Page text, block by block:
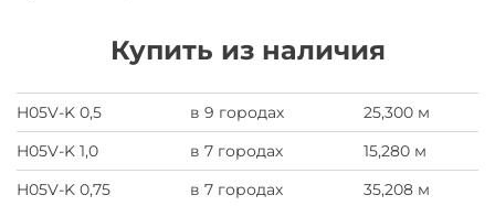
Купить из наличия
H05V-K 0,5 в 9 городах
25,300 м
H05V-K 1,0
в 7 городах
15,280 м
H05V-K 0,75
в 7 городах 35,208 м